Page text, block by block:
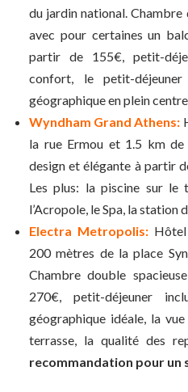
du jardin national.
avec pour certaines un
partir de 155€, petit-
confort, le petit-
géographique en plein
Wyndham Grand Athens:
la rue Ermou et 1.5 km de
design et élégante à partir
Les plus: la piscine sur le
l’Acropole, le Spa, la station
Electra Metropolis:
200 mètres de la place
Chambre double
270€, petit-déjeuner
géographique idéale, la
terrasse, la qualité des
recommandation pour un